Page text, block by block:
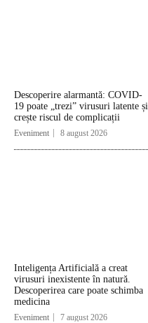
Descoperire alarmantă: COVID-
19 poate „trezi” virusuri latente și
crește riscul de complicații
Eveniment 8 august 2026
Inteligența Artificială a creat
virusuri inexistente în natură.
Descoperirea care poate schimba
medicina
Eveniment 7 august 2026